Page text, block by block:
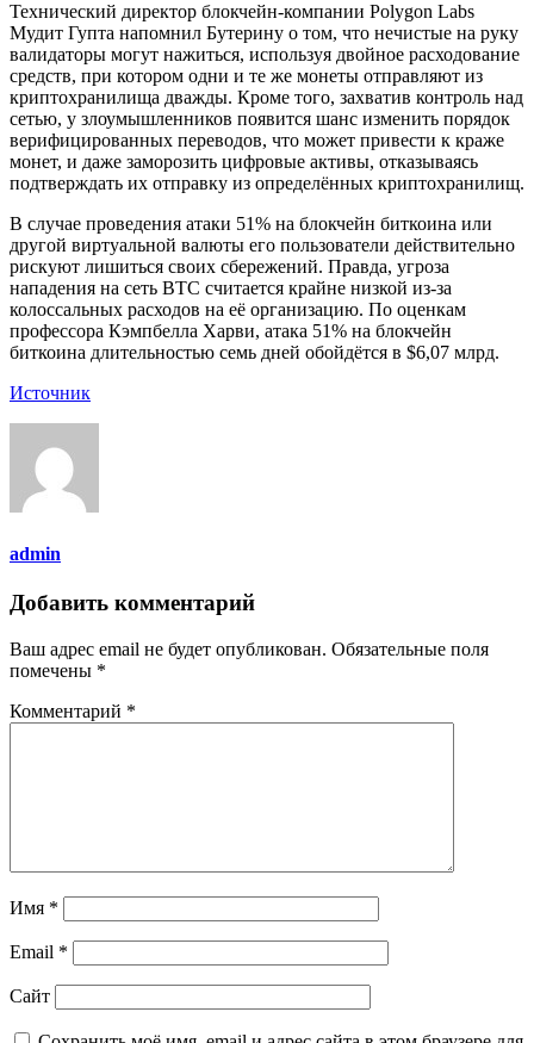
Технический директор блокчейн-компании Polygon Labs
Мудит Гупта напомнил Бутерину о том, что нечистые на руку
валидаторы могут нажиться, используя двойное расходование
средств, при котором одни и те же монеты отправляют из
криптохранилища дважды. Кроме того, захватив контроль над
сетью, у злоумышленников появится шанс изменить порядок
верифицированных переводов, что может привести к краже
монет, и даже заморозить цифровые активы, отказываясь
подтверждать их отправку из определённых криптохранилищ.
В случае проведения атаки 51% на блокчейн биткоина или
другой виртуальной валюты его пользователи действительно
рискуют лишиться своих сбережений. Правда, угроза
нападения на сеть BTC считается крайне низкой из-за
колоссальных расходов на её организацию. По оценкам
профессора Кэмпбелла Харви, атака 51% на блокчейн
биткоина длительностью семь дней обойдётся в $6,07 млрд.
Источник
admin
Добавить комментарий
Ваш адрес email не будет опубликован. Обязательные поля
помечены *
Комментарий *
Имя *
Email *
Сайт